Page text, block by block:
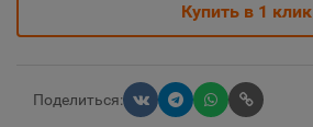
Купить в 1 клик
Поделиться: